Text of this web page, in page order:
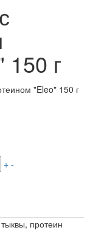
150 г
+ -
протеин